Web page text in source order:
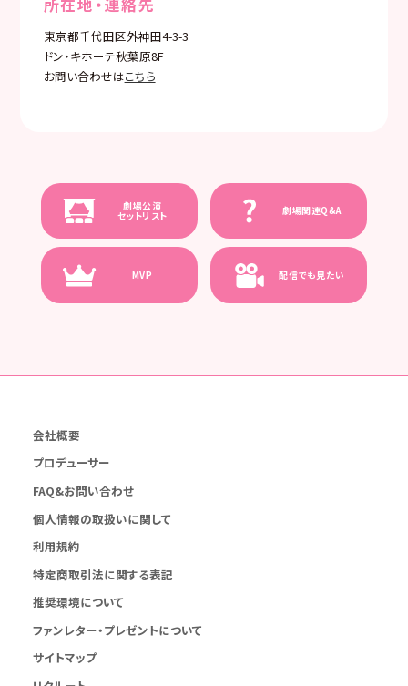
東京都千代田区外神田4-3-3
ドン・キホーテ秋葉原8F
お問い合わせはこちら
劇場公演
セットリスト 劇場関連Q&A
MVP 配信でも見たい
会社概要
プロデューサー
FAQ&お問い合わせ
個人情報の取扱いに関して
利用規約
特定商取引法に関する表記
推奨環境について
ファンレター・プレゼントについて
サイトマップ